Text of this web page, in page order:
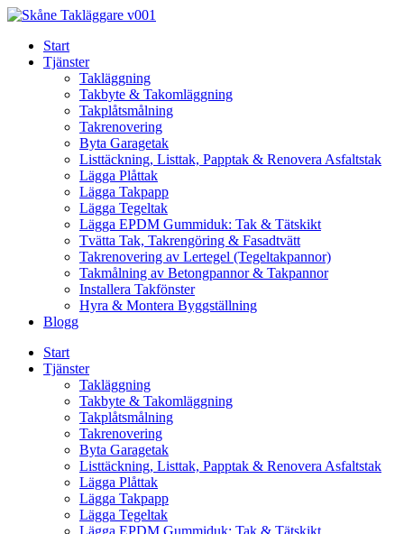
Skip
contentStart
Tjänster
Takläggning
Takbyte & Takomläggning
Takplåtsmålning
Takrenovering
Byta Garagetak
Listtäckning, Listtak, Papptak & Renovera Asfaltstak
Lägga Plåttak
Lägga Takpapp
Lägga Tegeltak
Lägga EPDM Gummiduk: Tak & Tätskikt
Tvätta Tak, Takrengöring & Fasadtvätt
Takrenovering av Lertegel (Tegeltakpannor)
Takmålning av Betongpannor & Takpannor
Installera Takfönster
Hyra & Montera Byggställning
Blogg
Start
Tjänster
Takläggning
Takbyte & Takomläggning
Takplåtsmålning
Takrenovering
Byta Garagetak
Listtäckning, Listtak, Papptak & Renovera Asfaltstak
Lägga Plåttak
Lägga Takpapp
Lägga Tegeltak
Lägga EPDM Gummiduk: Tak & Tätskikt